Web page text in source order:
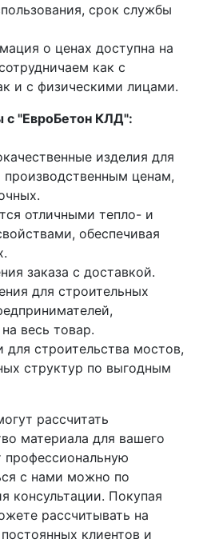
срок службы
о ценах доступна на
как с
и с физическими лицами.
с "ЕвроБетон КЛД":
изделия для
ценам,
отличными тепло- и
обеспечивая
заказа с доставкой.
для строительных
весь товар.
строительства мостов,
структур по выгодным
рассчитать
материала для вашего
профессиональную
с нами можно по
консультации. Покупая
рассчитывать на
клиентов и